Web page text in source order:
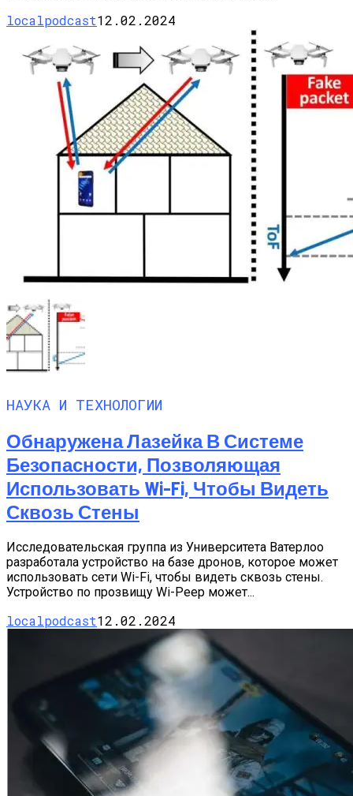
localpodcast12.02.2024
НАУКА И ТЕХНОЛОГИИ
Обнаружена Лазейка В Системе
Безопасности, Позволяющая
Использовать Wi-Fi, Чтобы Видеть
Сквозь Стены
Исследовательская группа из Университета Ватерлоо
разработала устройство на базе дронов, которое может
использовать сети Wi-Fi, чтобы видеть сквозь стены.
Устройство по прозвищу Wi-Peep может...
localpodcast12.02.2024